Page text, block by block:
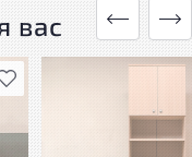
вас
избранное
незначительные
эксплуатации, не